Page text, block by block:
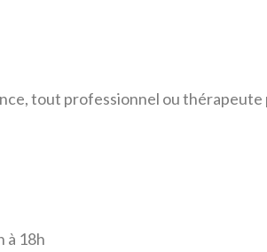
tout professionnel ou
à 18h